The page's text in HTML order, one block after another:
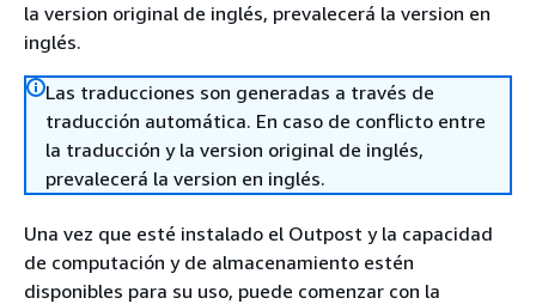
la version original de inglés, prevalecerá la version en
inglés.
Las traducciones son generadas a través de
traducción automática. En caso de conflicto entre
la traducción y la version original de inglés,
prevalecerá la version en inglés.
Una vez que esté instalado el Outpost y la capacidad
de computación y de almacenamiento estén
disponibles para su uso, puede comenzar con la